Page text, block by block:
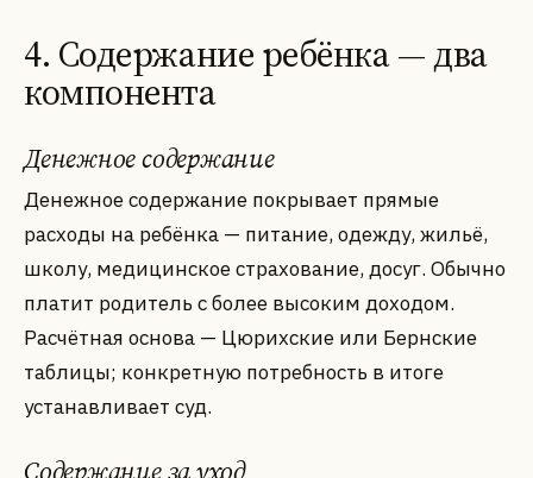
4. Содержание ребёнка — два
компонента
Денежное содержание
Денежное содержание покрывает прямые
расходы на ребёнка — питание, одежду, жильё,
школу, медицинское страхование, досуг. Обычно
платит родитель с более высоким доходом.
Расчётная основа — Цюрихские или Бернские
таблицы; конкретную потребность в итоге
устанавливает суд.
Содержание за уход